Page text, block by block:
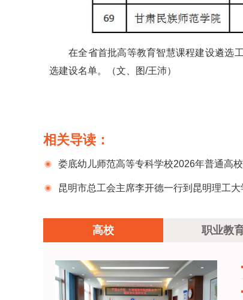
在全省首批高等教育智慧课程建设遴选
选建设名单。（文、图/王沛）
相关导读：
娄底幼儿师范高等专科学校2026年普通高
生章程昆明市总工会主席李开德一行到昆明理工大
高校 职业教